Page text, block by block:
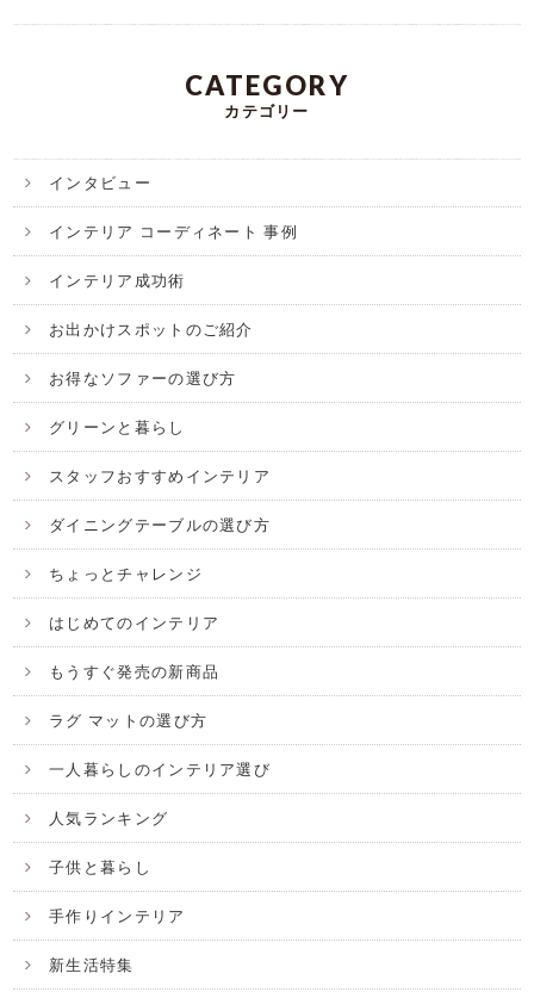
CATEGORY
カテゴリー
インタビュー
インテリア コーディネート 事例
インテリア成功術
お出かけスポットのご紹介
お得なソファーの選び方
グリーンと暮らし
スタッフおすすめインテリア
ダイニングテーブルの選び方
ちょっとチャレンジ
はじめてのインテリア
もうすぐ発売の新商品
ラグ マットの選び方
一人暮らしのインテリア選び
人気ランキング
子供と暮らし
手作りインテリア
新生活特集